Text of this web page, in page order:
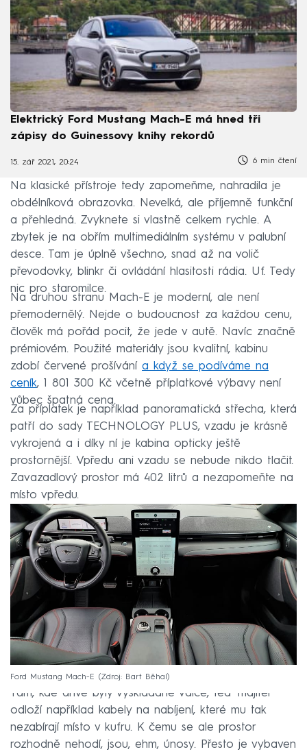
Elektrický Ford Mustang Mach-E má hned tři
zápisy do Guinessovy knihy rekordů
15. zář 2021, 20:24 6 min čtení
Na klasické přístroje tedy zapomeňme, nahradila je
obdélníková obrazovka. Nevelká, ale příjemně funkční
a přehledná. Zvyknete si vlastně celkem rychle. A
zbytek je na obřím multimediálním systému v palubní
desce. Tam je úplně všechno, snad až na volič
převodovky, blinkr či ovládání hlasitosti rádia. Uf. Tedy
nic pro staromilce.
Na druhou stranu Mach-E je moderní, ale není
přemodernělý. Nejde o budoucnost za každou cenu,
člověk má pořád pocit, že jede v autě. Navíc značně
prémiovém. Použité materiály jsou kvalitní, kabinu
zdobí červené prošívání a když se podíváme na
ceník, 1 801 300 Kč včetně příplatkové výbavy není
vůbec špatná cena.
Za příplatek je například panoramatická střecha, která
patří do sady TECHNOLOGY PLUS, vzadu je krásně
vykrojená a i díky ní je kabina opticky ještě
prostornější. Vpředu ani vzadu se nebude nikdo tlačit.
Zavazadlový prostor má 402 litrů a nezapomeňte na
místo vpředu.
Ford Mustang Mach-E Zdroj: Bart Běhal
Tam, kde dříve byly vyskládané válce, teď majitel
odloží například kabely na nabíjení, které mu tak
nezabírají místo v kufru. K čemu se ale prostor
rozhodně nehodí, jsou, ehm, únosy. Přesto je vybaven